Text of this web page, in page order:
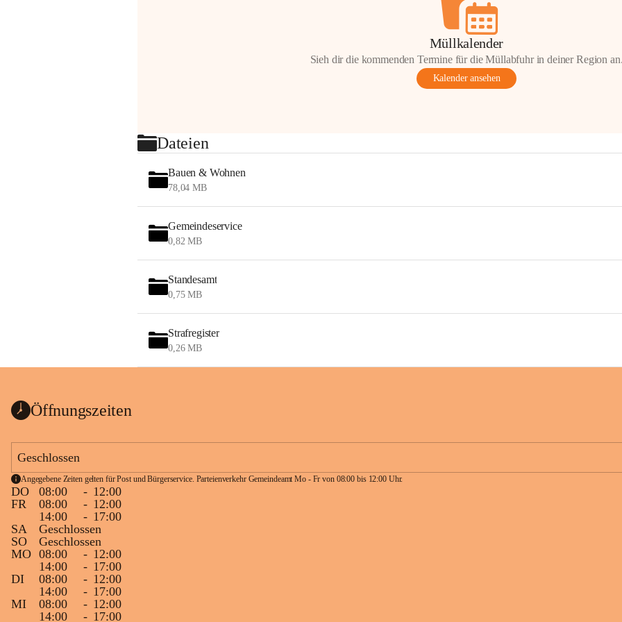
Müllkalender
Sieh dir die kommenden Termine für die Müllabfuhr in deiner Region
Kalender ansehen
Dateien
Bauen & Wohnen
78,04 MB
Gemeindeservice
0,82 MB
Standesamt
0,75 MB
Strafregister
0,26 MB
Öffnungszeiten
Geschlossen
Angegebene Zeiten gelten für Post und Bürgerservice. Parteienverkehr Gemeindeamt Mo - Fr von 08:00 bis 12:00 Uhr.
DO 08:00 - 12:00
FR
08:00 - 12:00
14:00
- 17:00
SA
Geschlossen
SO
Geschlossen
MO 08:00 - 12:00
14:00
- 17:00
DI
08:00 - 12:00
14:00
- 17:00
MI
08:00 - 12:00
14:00
- 17:00